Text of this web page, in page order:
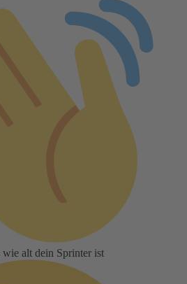
wie alt dein Sprinter ist